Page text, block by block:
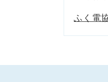
ふく電